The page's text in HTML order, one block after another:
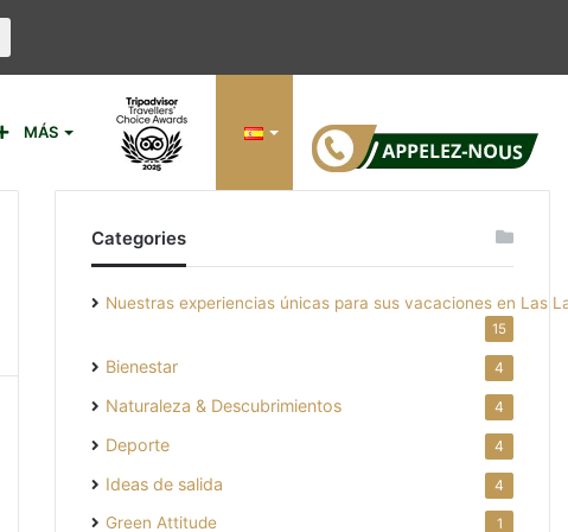
MÁS
Categories
Nuestras experiencias únicas para sus vacaciones en Las
15
Bienestar 4
Naturaleza & Descubrimientos 4
Deporte 4
Ideas de salida 4
Green Attitude 1